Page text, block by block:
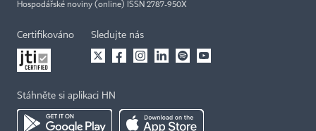
Hospodářské noviny (online) ISSN 2787-950X
Certifikováno Sledujte nás
Stáhněte si aplikaci HN